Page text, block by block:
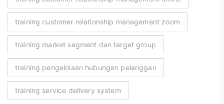
training customer relationship management zoom
training market segment dan target group
training pengelolaan hubungan pelanggan
training service delivery system